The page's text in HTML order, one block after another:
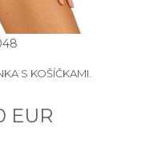
S KOŠÍČKAMI.
EUR